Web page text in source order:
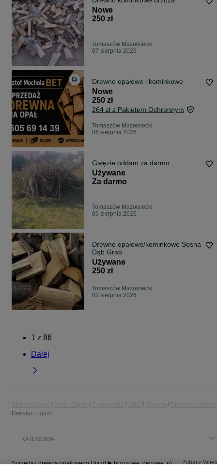
Nowe
250 zł
Tomaszów Mazowiecki
07 sierpnia 2026
Drewno opałowe i kominkowe
Nowe
250 zł
264 zł z Pakietem Ochronnym
Tomaszów Mazowiecki
06 sierpnia 2026
Gałęzie oddam za darmo
Używane
Za darmo
Tomaszów Mazowiecki
06 sierpnia 2026
Drewno opałowe/kominkowe Sosna
Dąb Grab
Używane
250 zł
Tomaszów Mazowiecki
02 sierpnia 2026
1 z 86
Dalej
Drewno - Ujazd
KATEGORIA
Sprzedaż drewna opałowego Ujazd ▶️ brzozowe, dębowe, różne rozmiary ✅ Szeroki wybór w atrakcyjnych cenach ☝ Przeglądaj ogłoszenia na OLX.pl! Zobacz